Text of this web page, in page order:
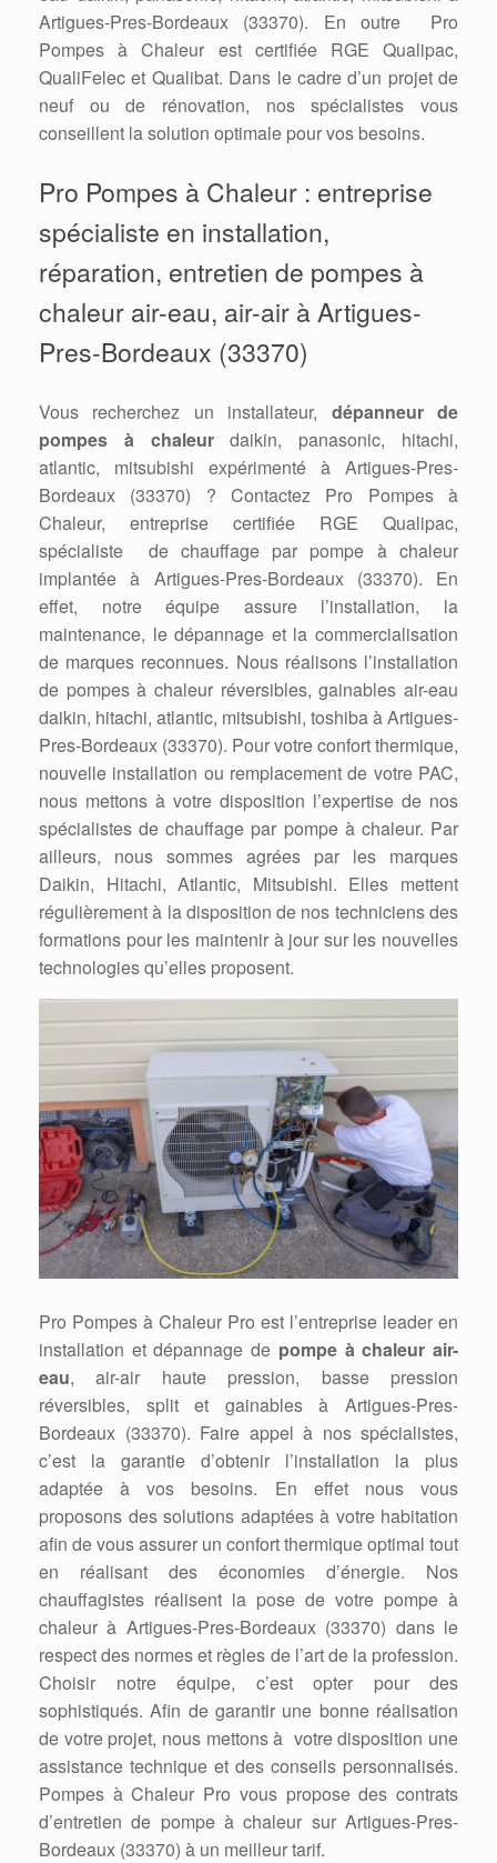
Artigues-Pres-Bordeaux (33370). En outre Pro
Pompes à Chaleur est certifiée RGE Qualipac,
QualiFelec et Qualibat. Dans le cadre d’un projet de
neuf ou de rénovation, nos spécialistes vous
conseillent la solution optimale pour vos besoins.
Pro Pompes à Chaleur : entreprise
spécialiste en installation,
réparation, entretien de pompes à
chaleur air-eau, air-air à Artigues-
Pres-Bordeaux (33370)
Vous recherchez un installateur, dépanneur de
pompes à chaleurdaikin, panasonic, hitachi,
atlantic, mitsubishi expérimenté à Artigues-Pres-
Bordeaux (33370) ? Contactez Pro Pompes à
Chaleur, entreprise certifiée RGE Qualipac,
spécialiste de chauffage par pompe à chaleur
implantée à Artigues-Pres-Bordeaux (33370). En
effet, notre équipe assure l’installation, la
maintenance, le dépannage et la commercialisation
de marques reconnues. Nous réalisons l’installation
de pompes à chaleur réversibles, gainables air-eau
daikin, hitachi, atlantic, mitsubishi, toshiba à Artigues-
Pres-Bordeaux (33370). Pour votre confort thermique,
nouvelle installation ou remplacement de votre PAC,
nous mettons à votre disposition l’expertise de nos
spécialistes de chauffage par pompe à chaleur. Par
ailleurs, nous sommes agrées par les marques
Daikin, Hitachi, Atlantic, Mitsubishi. Elles mettent
régulièrement à la disposition de nos techniciens des
formations pour les maintenir à jour sur les nouvelles
technologies qu’elles proposent.
Pro Pompes à Chaleur Pro est l’entreprise leader en
installation et dépannage de pompe à chaleur air-
eau, air-air haute pression, basse pression
réversibles, split et gainables à Artigues-Pres-
Bordeaux (33370). Faire appel à nos spécialistes,
c’est la garantie d’obtenir l’installation la plus
adaptée à vos besoins. En effet nous vous
proposons des solutions adaptées à votre habitation
afin de vous assurer un confort thermique optimal tout
en réalisant des économies d’énergie. Nos
chauffagistes réalisent la pose de votre pompe à
chaleur à Artigues-Pres-Bordeaux (33370) dans le
respect des normes et règles de l’art de la profession.
Choisir notre équipe, c’est opter pour des
sophistiqués. Afin de garantir une bonne réalisation
de votre projet, nous mettons à votre disposition une
assistance technique et des conseils personnalisés.
Pompes à Chaleur Pro vous propose des contrats
d’entretien de pompe à chaleur sur Artigues-Pres-
Bordeaux (33370) à un meilleur tarif.